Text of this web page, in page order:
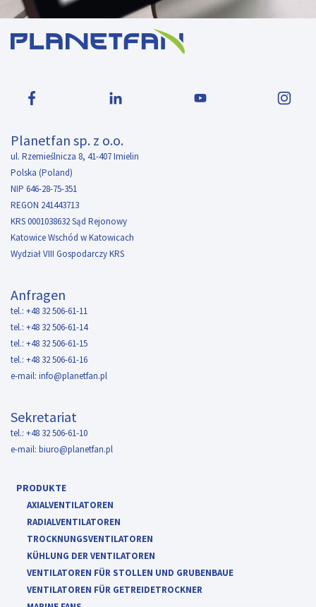
Planetfan sp. z o.o.
ul. Rzemieślnicza 8, 41-407 Imielin
Polska (Poland)
NIP 646-28-75-351
REGON 241443713
KRS 0001038632 Sąd Rejonowy
Katowice Wschód w Katowicach
Wydział VIII Gospodarczy KRS
Anfragen
tel.: +48 32 506-61-11
tel.: +48 32 506-61-14
tel.: +48 32 506-61-15
tel.: +48 32 506-61-16
e-mail: info@planetfan.pl
Sekretariat
tel.: +48 32 506-61-10
e-mail: biuro@planetfan.pl
PRODUKTE
AXIALVENTILATOREN
RADIALVENTILATOREN
TROCKNUNGSVENTILATOREN
KÜHLUNG DER VENTILATOREN
VENTILATOREN FÜR STOLLEN UND GRUBENBAUE
VENTILATOREN FÜR GETREIDETROCKNER